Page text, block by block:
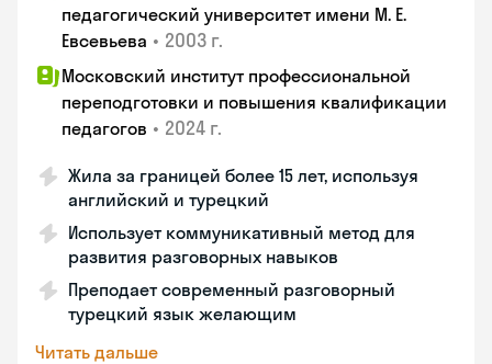
педагогический университет имени М. Е.
Евсевьева • 2003 г.
Московский институт профессиональной
переподготовки и повышения квалификации
педагогов • 2024 г.
Жила за границей более 15 лет, используя
английский и турецкий
Использует коммуникативный метод для
развития разговорных навыков
Преподает современный разговорный
турецкий язык желающим
Читать дальше